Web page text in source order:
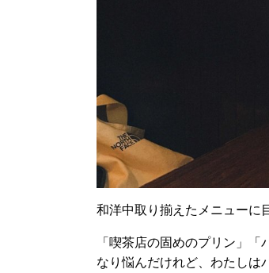
和洋中取り揃えたメニューに
「喫茶店の固めのプリン」
なり悩んだけれど、わたしは